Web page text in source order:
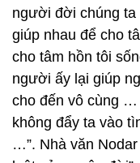
người đời chúng ta
giúp nhau để cho
cho tâm hồn tôi
người ấy lại giúp
cho đến vô cùng …
không đẩy ta vào
…”. Nhà văn